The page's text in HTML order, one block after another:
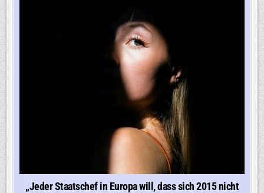
„Jeder Staatschef in Europa will, dass sich 2015 nicht